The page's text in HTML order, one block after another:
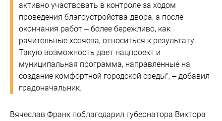
активно участвовать в контроле за ходом
проведения благоустройства двора, а после
окончания работ – более бережливо, как
рачительные хозяева, относиться к результату.
Такую возможность дает нацпроект и
муниципальная программа, направленные на
создание комфортной городской среды", – добавил
градоначальник.
Вячеслав Франк поблагодарил губернатора Виктора